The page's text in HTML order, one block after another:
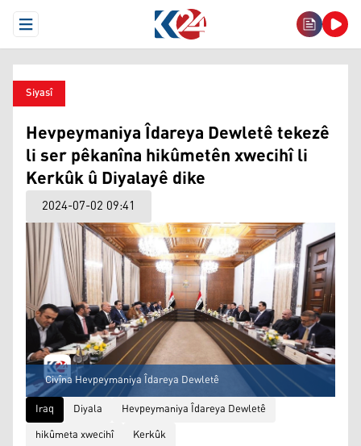
Open Menu
Siyasî
Hevpeymaniya Îdareya Dewletê tekezê
li ser pêkanîna hikûmetên xwecihî li
Kerkûk û Diyalayê dike
2024-07-02 09:41
Civîna Hevpeymaniya Îdareya Dewletê
Iraq
Diyala
Hevpeymaniya Îdareya Dewletê
hikûmeta xwecihî
Kerkûk